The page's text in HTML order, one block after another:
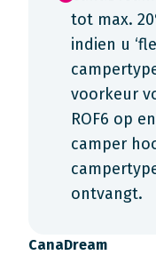
tot max.
indien u
voorkeur
ROF6 op
camper
ontvangt.
CanaDream